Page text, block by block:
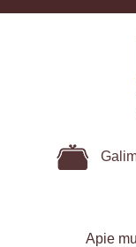
Apie